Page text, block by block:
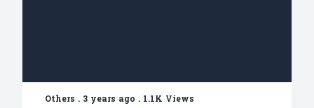
Others . 3 years ago . 1.1K Views